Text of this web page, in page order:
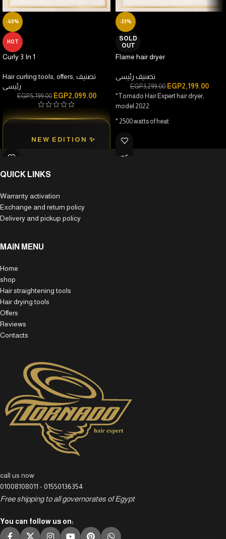
-60%
HOT
Curly 3 In 1
Hair curling tools offers تصنيف
رئيسى
EGP5,199.00 EGP2,099.00
✨ NEW EDITION
بتكنولوجيا أحدث وأداء
تجربة أكثر احترافية
ولمعان يدوم من أول
-33%
SOLD
OUT
Flame hair dryer
تصنيف رئيسى
EGP3,299.00 EGP2,199.00
*Tornado Hair Expert hair dryer,
model 2022
* 2500 watts of heat
*Triple plug
QUICK LINKS
Warranty activation
Exchange and return policy
Delivery and pickup policy
MAIN MENU
Home
shop
Hair straightening tools
Hair drying tools
Offers
Reviews
Contacts
call us now
01008108011 - 01550136354
Free shipping to all governorates of Egypt
You can follow us on: